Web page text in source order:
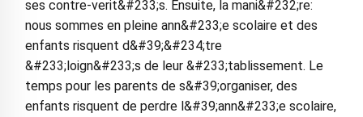
ses contre-verit&#233;s. Ensuite, la mani&#232;re:
nous sommes en pleine ann&#233;e scolaire et des
enfants risquent d&#39;&#234;tre
&#233;loign&#233;s de leur &#233;tablissement. Le
temps pour les parents de s&#39;organiser, des
enfants risquent de perdre l&#39;ann&#233;e scolaire,